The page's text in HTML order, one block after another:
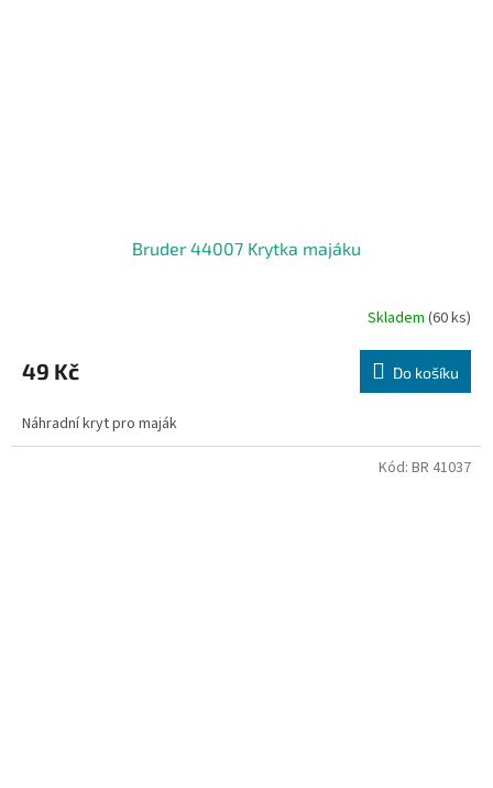
Bruder 44007 Krytka majáku
Skladem (60 ks)
49 Kč Do košíku
Náhradní kryt pro maják
Kód: BR 41037